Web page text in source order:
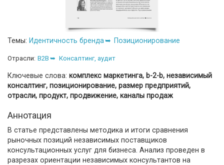
Темы: Идентичность бренда Позиционирование
Отрасли: B2B Консалтинг, аудит
Ключевые слова: комплекс маркетинга, b-2-b, независимый
консалтинг, позиционирование, размер предприятий,
отрасли, продукт, продвижение, каналы продаж
Аннотация
В статье представлены методика и итоги сравнения
рыночных позиций независимых поставщиков
консультационных услуг для бизнеса. Анализ проведен в
разрезах ориентации независимых консультантов на